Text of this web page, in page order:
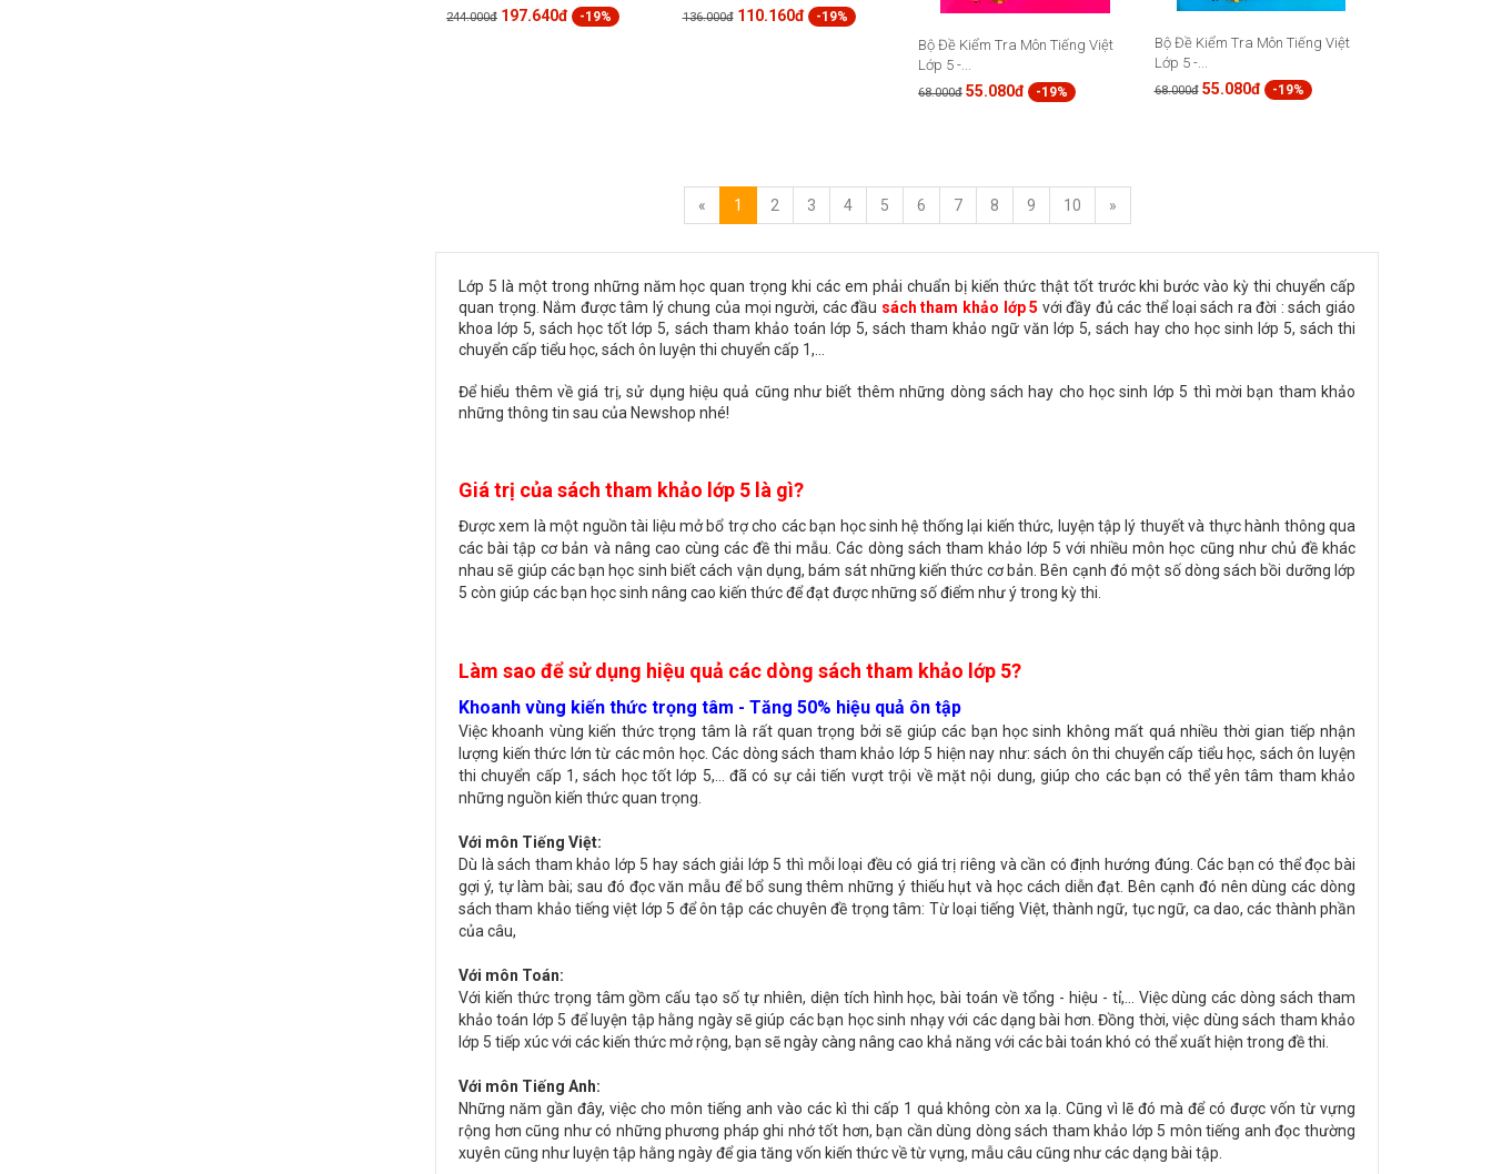
244.000đ 197.640đ -19% 136.000đ 110.160đ -19%
Bộ Đề Kiểm Tra Môn Tiếng Việt
Lớp 5 -...
68.000đ 55.080đ -19%
Bộ Đề Kiểm Tra Môn Tiếng Việt
Lớp 5 -...
68.000đ 55.080đ -19%
« 1 2 3 4 5 6 7 8 9 10 »
Lớp 5 là một trong những năm học quan trọng khi các em phải chuẩn bị kiến thức thật tốt trước khi bước vào kỳ thi chuyển cấp
quan trọng. Nắm được tâm lý chung của mọi người, các đầu sách tham khảo lớp 5 với đầy đủ các thể loại sách ra đời : sách giáo
khoa lớp 5, sách học tốt lớp 5, sách tham khảo toán lớp 5, sách tham khảo ngữ văn lớp 5, sách hay cho học sinh lớp 5, sách thi
chuyển cấp tiểu học, sách ôn luyện thi chuyển cấp 1,...
Để hiểu thêm về giá trị, sử dụng hiệu quả cũng như biết thêm những dòng sách hay cho học sinh lớp 5 thì mời bạn tham khảo
những thông tin sau của Newshop nhé!
Giá trị của sách tham khảo lớp 5 là gì?
Được xem là một nguồn tài liệu mở bổ trợ cho các bạn học sinh hệ thống lại kiến thức, luyện tập lý thuyết và thực hành thông qua
các bài tập cơ bản và nâng cao cùng các đề thi mẫu. Các dòng sách tham khảo lớp 5 với nhiều môn học cũng như chủ đề khác
nhau sẽ giúp các bạn học sinh biết cách vận dụng, bám sát những kiến thức cơ bản. Bên cạnh đó một số dòng sách bồi dưỡng lớp
5 còn giúp các bạn học sinh nâng cao kiến thức để đạt được những số điểm như ý trong kỳ thi.
Làm sao để sử dụng hiệu quả các dòng sách tham khảo lớp 5?
Khoanh vùng kiến thức trọng tâm - Tăng 50% hiệu quả ôn tập
Việc khoanh vùng kiến thức trọng tâm là rất quan trọng bởi sẽ giúp các bạn học sinh không mất quá nhiều thời gian tiếp nhận
lượng kiến thức lớn từ các môn học. Các dòng sách tham khảo lớp 5 hiện nay như: sách ôn thi chuyển cấp tiểu học, sách ôn luyện
thi chuyển cấp 1, sách học tốt lớp 5,... đã có sự cải tiến vượt trội về mặt nội dung, giúp cho các bạn có thể yên tâm tham khảo
những nguồn kiến thức quan trọng.
Với môn Tiếng Việt:
Dù là sách tham khảo lớp 5 hay sách giải lớp 5 thì mỗi loại đều có giá trị riêng và cần có định hướng đúng. Các bạn có thể đọc bài
gợi ý, tự làm bài; sau đó đọc văn mẫu để bổ sung thêm những ý thiếu hụt và học cách diễn đạt. Bên cạnh đó nên dùng các dòng
sách tham khảo tiếng việt lớp 5 để ôn tập các chuyên đề trọng tâm: Từ loại tiếng Việt, thành ngữ, tục ngữ, ca dao, các thành phần
của câu,
Với môn Toán:
Với kiến thức trọng tâm gồm cấu tạo số tự nhiên, diện tích hình học, bài toán về tổng - hiệu - tỉ,... Việc dùng các dòng sách tham
khảo toán lớp 5 để luyện tập hằng ngày sẽ giúp các bạn học sinh nhạy với các dạng bài hơn. Đồng thời, việc dùng sách tham khảo
lớp 5 tiếp xúc với các kiến thức mở rộng, bạn sẽ ngày càng nâng cao khả năng với các bài toán khó có thể xuất hiện trong đề thi.
Với môn Tiếng Anh:
Những năm gần đây, việc cho môn tiếng anh vào các kì thi cấp 1 quả không còn xa lạ. Cũng vì lẽ đó mà để có được vốn từ vựng
rộng hơn cũng như có những phương pháp ghi nhớ tốt hơn, bạn cần dùng dòng sách tham khảo lớp 5 môn tiếng anh đọc thường
xuyên cũng như luyện tập hằng ngày để gia tăng vốn kiến thức về từ vựng, mẫu câu cũng như các dạng bài tập.